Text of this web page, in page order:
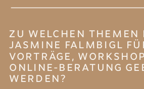
ZU WELCHEN THEMEN
JASMINE FALMBIGL
VORTRÄGE,
ONLINE-BERATUNG
WERDEN?